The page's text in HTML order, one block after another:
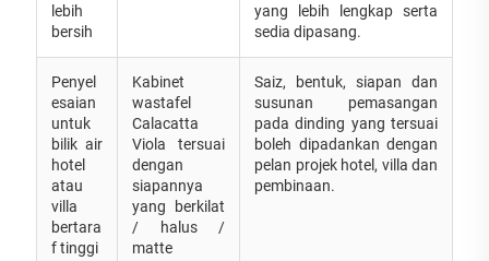
lebih
bersih
yang lebih lengkap serta
sedia dipasang.
Penyel
esaian
untuk
bilik air
hotel
atau
villa
bertara
f tinggi
Kabinet
wastafel
Calacatta
Viola tersuai
dengan
siapannya
yang berkilat
/ halus /
matte
Saiz, bentuk, siapan dan
susunan pemasangan
pada dinding yang tersuai
boleh dipadankan dengan
pelan projek hotel, villa dan
pembinaan.